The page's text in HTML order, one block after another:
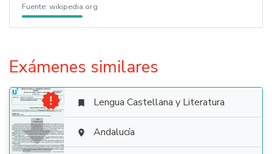
Fuente: wikipedia.org
Exámenes similares

  Lengua Castellana y Literatura
 Andalucía